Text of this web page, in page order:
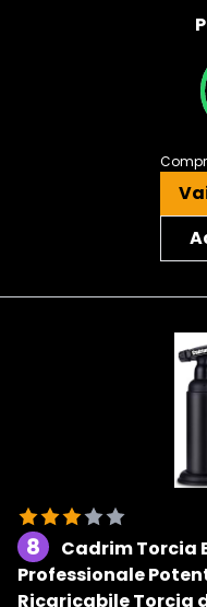
8
Cadrim Torcia
Professionale
Ricaricabile Torcia